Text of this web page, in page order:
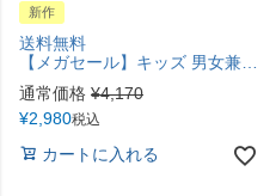
新作
送料無料
【メガセール】キッズ 男女兼用 草履風シューズ 七五三 和装 女の子 男の子 3歳 5歳 7歳 753 履き物 子供靴 靴 赤 ベージュ 白 スリッポン 歩きやすい 履きやすい ゴムストラップ ぺたんこ靴 キャサリンコテージ TAK
通常価格 ¥4,170
¥2,980税込
カートに入れる